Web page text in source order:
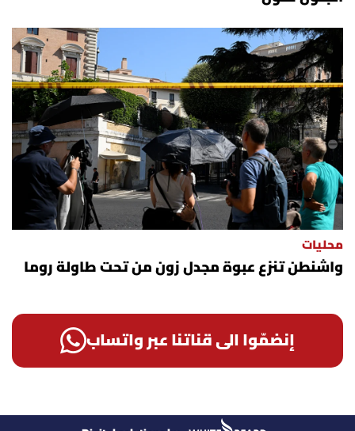
محليات
واشنطن تنزع عبوة مجدل زون من تحت طاولة روما
إنضمّوا الى قناتنا عبر واتساب